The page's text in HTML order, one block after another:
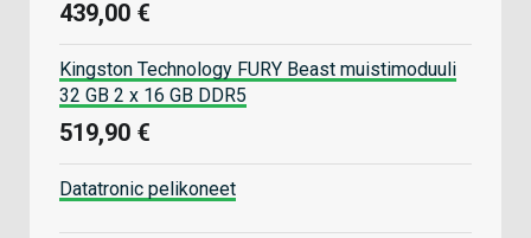
439,00 €
Kingston Technology FURY Beast muistimoduuli
32 GB 2 x 16 GB DDR5
519,90 €
Datatronic pelikoneet